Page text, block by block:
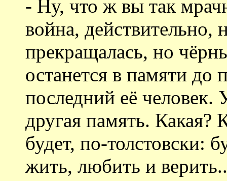
- Ну, что ж вы так
война, действительно,
прекращалась, но
останется в памяти до
последний её человек.
другая память. Какая?
будет, по-толстовски:
жить, любить и